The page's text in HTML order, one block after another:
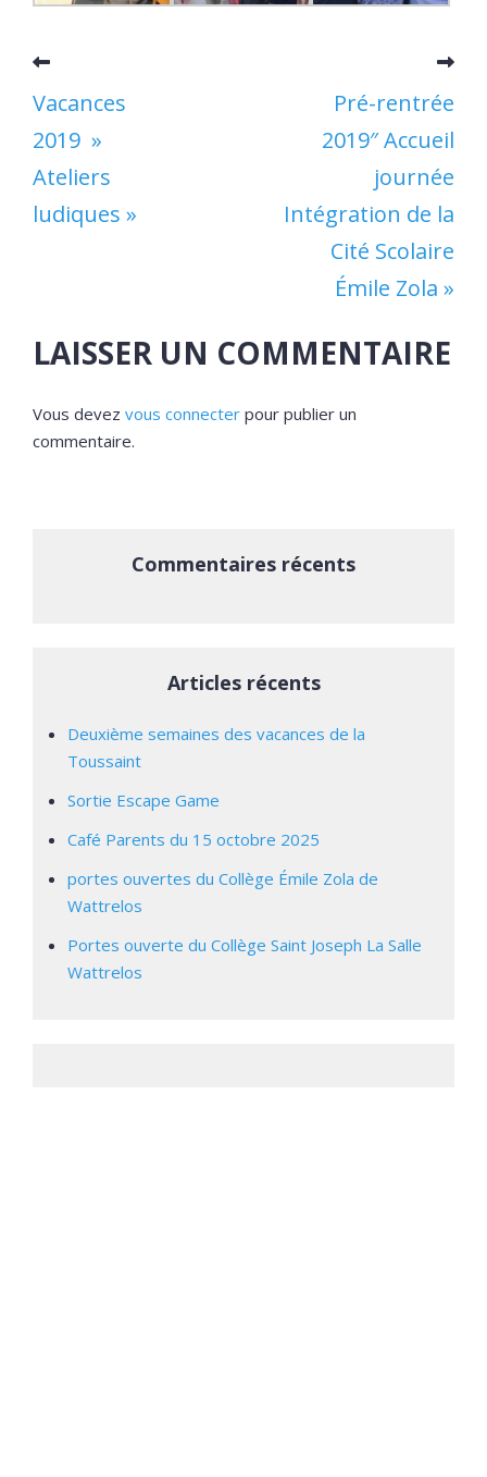
Vacances
2019 »
Ateliers
ludiques »
Pré-rentrée
2019″ Accueil
journée
Intégration de la
Cité Scolaire
Émile Zola »
LAISSER UN COMMENTAIRE
Vous devez vous connecter pour publier un
commentaire.
Commentaires récents
Articles récents
Deuxième semaines des vacances de la
Toussaint
Sortie Escape Game
Café Parents du 15 octobre 2025
portes ouvertes du Collège Émile Zola de
Wattrelos
Portes ouverte du Collège Saint Joseph La Salle
Wattrelos